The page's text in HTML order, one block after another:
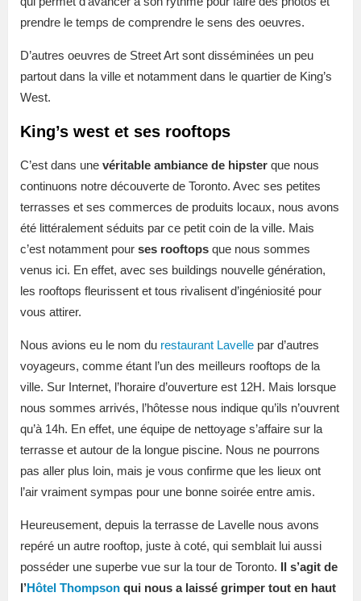
prendre le temps de comprendre le sens des oeuvres.
D’autres oeuvres de Street Art sont disséminées un peu
partout dans la ville et notamment dans le quartier de King’s
West.
King’s west et ses rooftops
C’est dans une véritable ambiance de hipster que nous
continuons notre découverte de Toronto. Avec ses petites
terrasses et ses commerces de produits locaux, nous avons
été littéralement séduits par ce petit coin de la ville. Mais
c’est notamment pour ses rooftops que nous sommes
venus ici. En effet, avec ses buildings nouvelle génération,
les rooftops fleurissent et tous rivalisent d’ingéniosité pour
vous attirer.
Nous avions eu le nom du restaurant Lavelle par d’autres
voyageurs, comme étant l’un des meilleurs rooftops de la
ville. Sur Internet, l’horaire d’ouverture est 12H. Mais lorsque
nous sommes arrivés, l’hôtesse nous indique qu’ils n’ouvrent
qu’à 14h. En effet, une équipe de nettoyage s’affaire sur la
terrasse et autour de la longue piscine. Nous ne pourrons
pas aller plus loin, mais je vous confirme que les lieux ont
l’air vraiment sympas pour une bonne soirée entre amis.
Heureusement, depuis la terrasse de Lavelle nous avons
repéré un autre rooftop, juste à coté, qui semblait lui aussi
posséder une superbe vue sur la tour de Toronto. Il s’agit de
l’Hôtel Thompson qui nous a laissé grimper tout en haut